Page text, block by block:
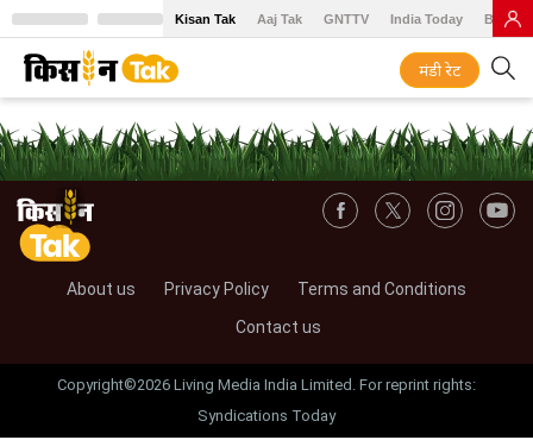
Kisan Tak Aaj Tak GNTTV India Today BT
मंडी रेट
About us Privacy Policy
Terms and Conditions
Contact us
Copyright©2026 Living Media India Limited. For reprint rights:
Syndications Today